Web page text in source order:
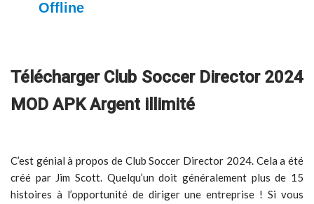
Offline
Télécharger Club Soccer Director 2024
MOD APK Argent illimité
C’est génial à propos de Club Soccer Director 2024. Cela a été
créé par Jim Scott. Quelqu’un doit généralement plus de 15
histoires à l’opportunité de diriger une entreprise ! Si vous